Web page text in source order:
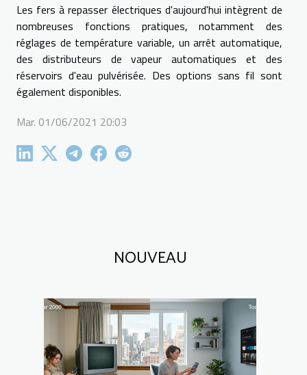
Les fers à repasser électriques d'aujourd'hui intègrent de
nombreuses fonctions pratiques, notamment des
réglages de température variable, un arrêt automatique,
des distributeurs de vapeur automatiques et des
réservoirs d'eau pulvérisée. Des options sans fil sont
également disponibles.
Mar. 01/06/2021 20:03
NOUVEAU